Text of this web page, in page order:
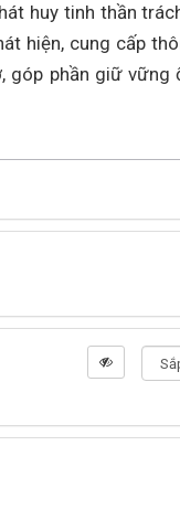
huy tinh thần
hiện, cung cấp
góp phần giữ